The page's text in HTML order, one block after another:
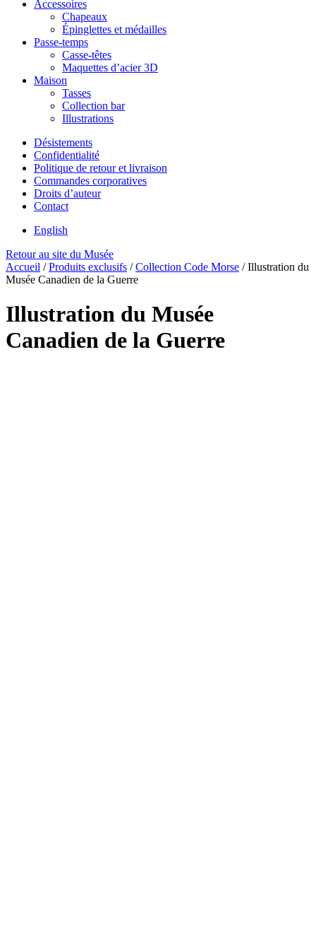
Accessoires
Chapeaux
Épinglettes et médailles
Passe-temps
Casse-têtes
Maquettes d’acier 3D
Maison
Tasses
Collection bar
Illustrations
Désistements
Confidentialité
Politique de retour et livraison
Commandes corporatives
Droits d’auteur
Contact
English
Retour au site du Musée
Accueil /Produits exclusifs /Collection Code Morse /Illustration du
Musée Canadien de la Guerre
Illustration du Musée
Canadien de la Guerre